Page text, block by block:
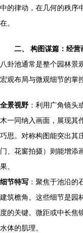
中的律动，在几何的秩序
在。
二、 构图谋篇：经营
八卦池通常是整个园林景
宏观布局与微观细节的掌
全景视野 ：利用广角镜
木一同纳入画面，展现其
巧思。对称构图能突出其
门、花窗拍摄）则能增添
果。
细节特写 ：聚焦于池沿
建筑檐角。这些细节是园
度的关键。微距或中长焦
水体的肌理。